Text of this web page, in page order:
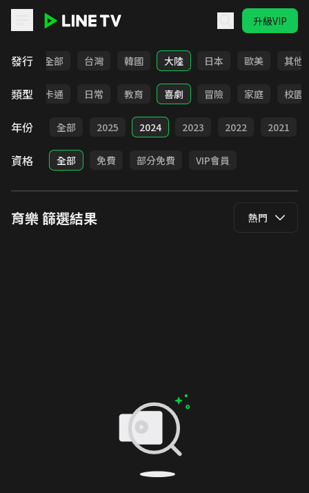
升級VIP
發行 全部 台灣 韓國 大陸 日本 歐美 其他
類型
全部 卡通 日常 教育 喜劇 冒險 家庭 校園
年份 全部 2025 2024 2023 2022 2021
資格 全部 免費 部分免費 VIP會員
育樂篩選結果 熱門